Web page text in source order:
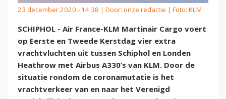
23 december 2020 - 14:38 | Door: onze redactie | Foto: KLM
SCHIPHOL - Air France-KLM Martinair Cargo voert
op Eerste en Tweede Kerstdag vier extra
vrachtvluchten uit tussen Schiphol en Londen
Heathrow met Airbus A330’s van KLM. Door de
situatie rondom de coronamutatie is het
vrachtverkeer van en naar het Verenigd